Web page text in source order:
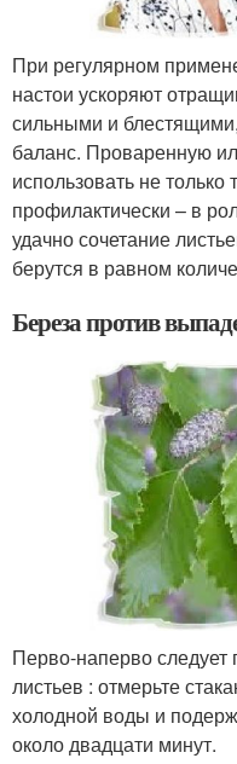
При регулярном
настои ускоряют
сильными и
баланс. Проваренную
использовать не только
профилактически – в
удачно сочетание
берутся в равном
Береза против
Перво-наперво следует
листьев : отмерьте
холодной воды и
около двадцати минут.